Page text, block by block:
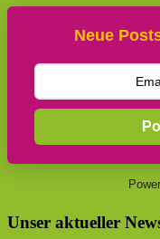
Neue
Unser aktueller